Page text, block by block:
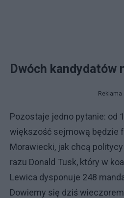
Dwóch kandydatów
Reklama
Pozostaje jedno pytanie: od
większość sejmową będzie
Morawiecki, jak chcą
razu Donald Tusk, który w
Lewica dysponuje 248
Dowiemy się dziś